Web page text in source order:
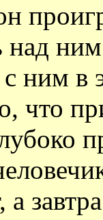
над
с ним
что